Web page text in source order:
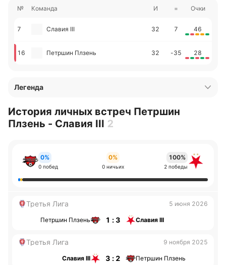
№ Команда И = Очки
7 Славия III 32 7 46
16 Петршин Плзень 32 -35 28
Легенда
История личных встреч Петршин
Плзень - Славия III 2
0%
0 побед
0%
0 ничьих
100%
2 победы
Третья Лига 5 июня 2026
Петршин Плзень 1 : 3 Славия III
Третья Лига 9 ноября 2025
Славия III 3 : 2 Петршин Плзень